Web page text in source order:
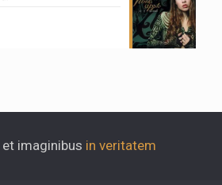
imaginibus in veritatem